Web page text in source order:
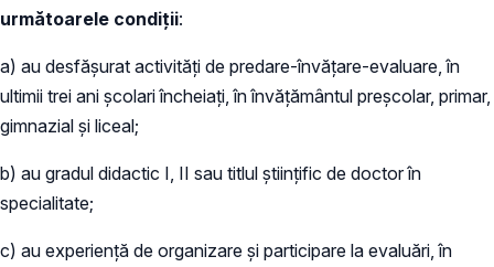
următoarele condiții:
a) au desfășurat activități de predare-învățare-evaluare, în
ultimii trei ani școlari încheiați, în învățământul preșcolar, primar,
gimnazial și liceal;
b) au gradul didactic I, II sau titlul științific de doctor în
specialitate;
c) au experiență de organizare și participare la evaluări, în